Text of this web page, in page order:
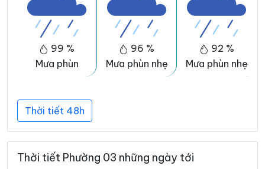
99 %
Mưa phùn
96 %
Mưa phùn nhẹ
92 %
Mưa phùn nhẹ
Thời tiết 48h
Thời tiết Phường 03 những ngày tới